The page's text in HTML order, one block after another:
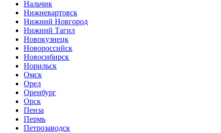
Нальчик
Нижневартовск
Нижний Новгород
Нижний Тагил
Новокузнецк
Новороссийск
Новосибирск
Норильск
Омск
Орел
Оренбург
Орск
Пенза
Пермь
Петрозаводск